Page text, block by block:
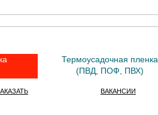
Термоусадочная пленка
(ПВД, ПОФ, ПВХ)
ВАКАНСИИ